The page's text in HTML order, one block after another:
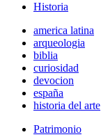
Historia
america latina
arqueologia
biblia
curiosidad
devocion
españa
historia del arte
Patrimonio